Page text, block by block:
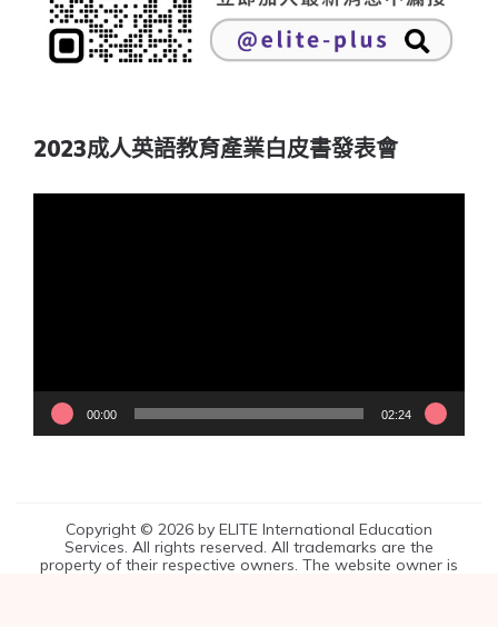
2023成人英語教育產業白皮書發表會
00:00 02:24
Copyright © 2026 by ELITE International Education
Services. All rights reserved. All trademarks are the
property of their respective owners. The website owner is